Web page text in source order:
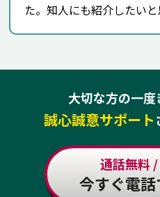
た。知人にも紹介したいと
大切な方の一
誠心誠意サポート
通話無料
今すぐ電